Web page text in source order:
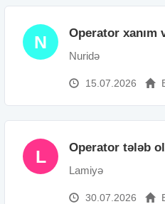
N Operator xanım
Nuridə
15.07.2026
L Operator tələb
Lamiyə
30.07.2026